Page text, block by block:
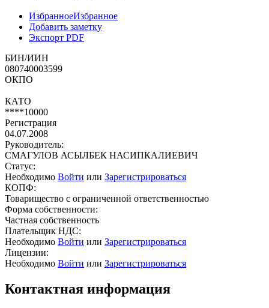
ИзбранноеИзбранное
Добавить заметку
Экспорт PDF
БИН/ИИН
080740003599
ОКПО
КАТО
****10000
Регистрация
04.07.2008
Руководитель:
СМАГУЛОВ АСЫЛБЕК НАСИПКАЛИЕВИЧ
Статус:
Необходимо Войти или Зарегистрироваться
КОПФ:
Товарищество с ограниченной ответственностью
Форма собственности:
Частная собственность
Плательщик НДС:
Необходимо Войти или Зарегистрироваться
Лицензии:
Необходимо Войти или Зарегистрироваться
Контактная информация